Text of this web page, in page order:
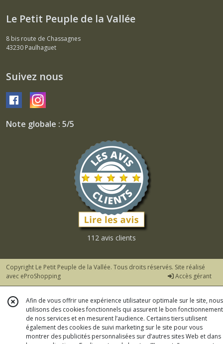
Le Petit Peuple de la Vallée
8 bis route de Chassagnes
43230 Paulhaguet
Suivez nous
Note globale : 5/5
112 avis clients
Copyright Le Petit Peuple de la Vallée. Tous droits réservés. Site réalisé
avec eProShopping Accès gérant
Afin de vous offrir une expérience utilisateur optimale sur le site, nous
utilisons des cookies fonctionnels qui assurent le bon fonctionnement
de nos services et en mesurent l’audience. Certains tiers utilisent
également des cookies de suivi marketing sur le site pour vous
montrer des publicités personnalisées sur d’autres sites Web et dans